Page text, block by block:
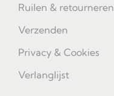
Ruilen & retourneren
Verzenden
Privacy & Cookies
Verlanglijst